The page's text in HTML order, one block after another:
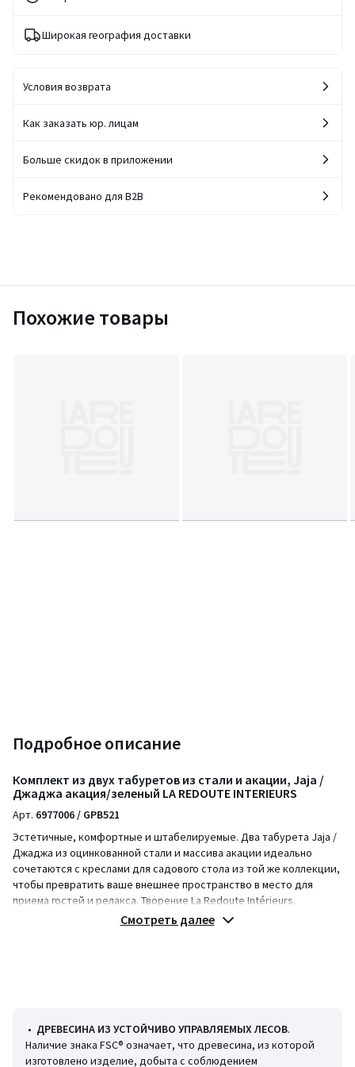
Широкая география доставки
Условия возврата
Как заказать юр. лицам
Больше скидок в приложении
Рекомендовано для B2B
Похожие товары
Подробное описание
Комплект из двух табуретов из стали и акации, Jaja /
Джаджа акация/зеленый LA REDOUTE INTERIEURS
Арт. 6977006 / GPB521
Эстетичные, комфортные и штабелируемые. Два табурета Jaja /
Джаджа из оцинкованной стали и массива акации идеально
сочетаются с креслами для садового стола из той же коллекции,
чтобы превратить ваше внешнее пространство в место для
приема гостей и релакса. Творение La Redoute Intérieurs.
Качество
• Акация — древесина с отличными механическими свойствами,
Смотреть далее
• ДРЕВЕСИНА ИЗ УСТОЙЧИВО УПРАВЛЯЕМЫХ ЛЕСОВ.
Наличие знака FSC® означает, что древесина, из которой
изготовлено изделие, добыта с соблюдением